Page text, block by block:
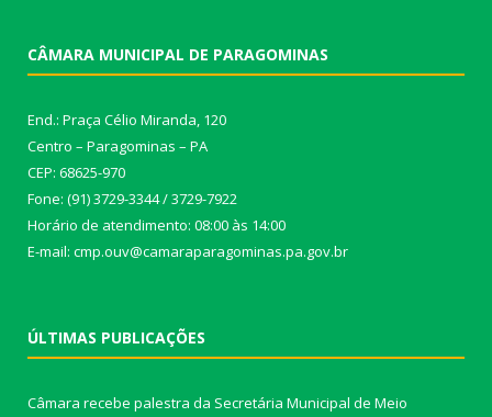
CÂMARA MUNICIPAL DE PARAGOMINAS
End.: Praça Célio Miranda, 120
Centro – Paragominas – PA
CEP: 68625-970
Fone: (91) 3729-3344 / 3729-7922
Horário de atendimento: 08:00 às 14:00
E-mail: cmp.ouv@camaraparagominas.pa.gov.br
ÚLTIMAS PUBLICAÇÕES
Câmara recebe palestra da Secretária Municipal de Meio